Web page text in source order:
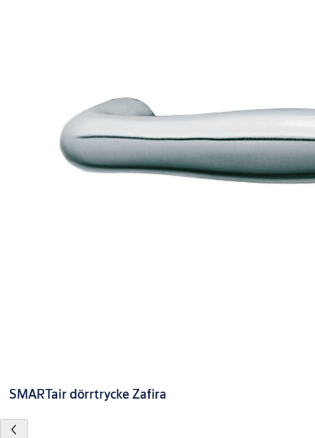
SMARTair dörrtrycke Zafira